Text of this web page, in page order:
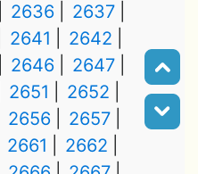
2636
2637
2641
2642
2646
2647
2651
2652
2656
2657
2661
2662